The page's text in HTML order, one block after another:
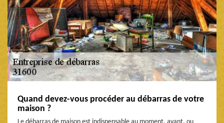
Quand devez-vous procéder au débarras de votre
maison ?